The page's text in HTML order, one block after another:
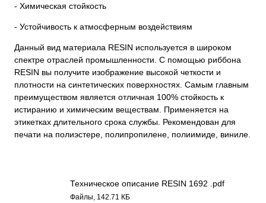
- Химическая стойкость
- Устойчивость к атмосферным воздействиям
Данный вид материала RESIN используется в широком
спектре отраслей промышленности. С помощью риббона
RESIN вы получите изображение высокой четкости и
плотности на синтетических поверхностях. Самым главным
преимуществом является отличная 100% стойкость к
истиранию и химическим веществам. Применяется на
этикетках длительного срока службы. Рекомендован для
печати на полиэстере, полипропилене, полиимиде, виниле.
Техническое описание RESIN 1692 .pdf
Файлы, 142.71 КБ